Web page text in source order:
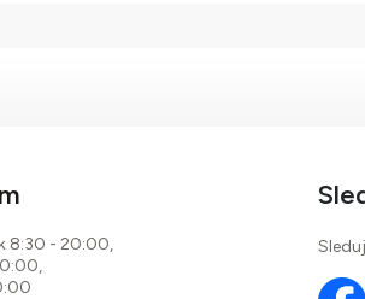
8:30 - 20:00,